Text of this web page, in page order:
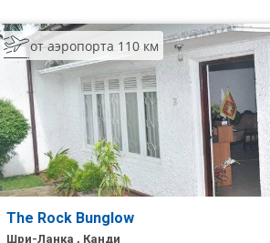
от аэропорта 110 км
The Rock Bunglow
Шри-Ланка , Канди
ТОП 10 недорогих отелей
5*
Лучшие отели 4* звезды
Недорогие отели 4*
звезды
Лучшие отели 3* звезды